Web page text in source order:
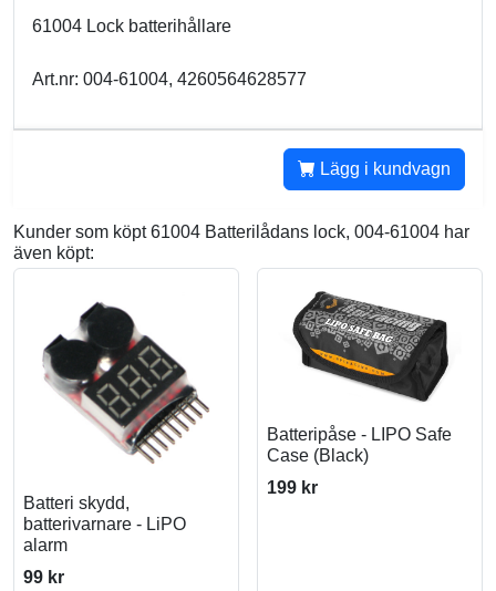
61004 Lock batterihållare
Art.nr: 004-61004, 4260564628577
Lägg i kundvagn
Kunder som köpt 61004 Batterilådans lock, 004-61004 har
även köpt:
Batteri skydd,
batterivarnare - LiPO
alarm
99 kr
Batteripåse - LIPO Safe
Case (Black)
199 kr